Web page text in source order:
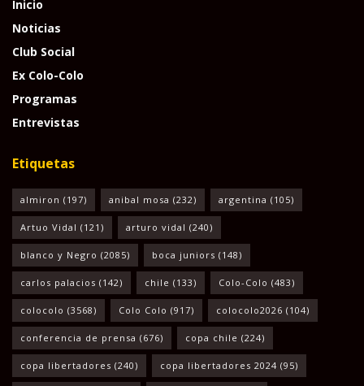
Inicio
Noticias
Club Social
Ex Colo-Colo
Programas
Entrevistas
Etiquetas
almiron (197) anibal mosa (232) argentina (105)
Artuo Vidal (121) arturo vidal (240)
blanco y Negro (2085) boca juniors (148)
carlos palacios (142) chile (133) Colo-Colo (483)
colocolo (3568) Colo Colo (917) colocolo2026 (104)
conferencia de prensa (676) copa chile (224)
copa libertadores (240) copa libertadores 2024 (95)